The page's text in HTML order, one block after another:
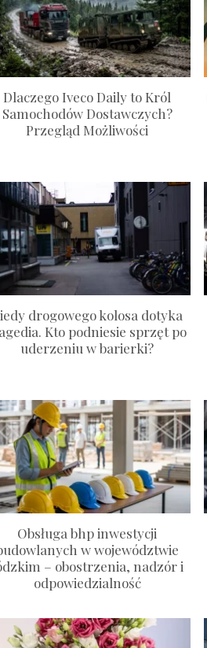
Dlaczego Iveco Daily to Król
Samochodów Dostawczych?
Przegląd Możliwości
drogowego kolosa dotyka
Kto podniesie sprzęt po
uderzeniu w barierki?
Obsługa bhp inwestycji
w województwie
– obostrzenia, nadzór i
odpowiedzialność